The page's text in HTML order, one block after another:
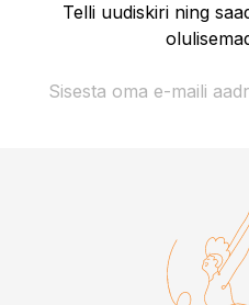
Telli uudiskiri ning